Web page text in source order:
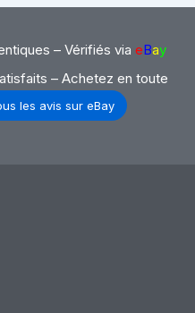
– Vérifiés via eBay
– Achetez en toute
les avis sur eBay